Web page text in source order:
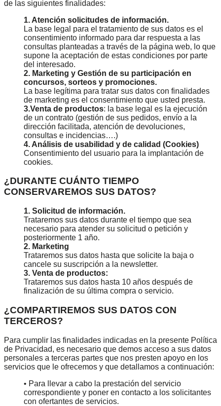
de las siguientes finalidades:
1. Atención solicitudes de información.
La base legal para el tratamiento de sus datos es el
consentimiento informado para dar respuesta a las
consultas planteadas a través de la página web, lo que
supone la aceptación de estas condiciones por parte
del interesado.
2. Marketing y Gestión de su participación en
concursos, sorteos y promociones.
La base legítima para tratar sus datos con finalidades
de marketing es el consentimiento que usted presta.
3.Venta de productos: la base legal es la ejecución
de un contrato (gestión de sus pedidos, envío a la
dirección facilitada, atención de devoluciones,
consultas e incidencias….)
4. Análisis de usabilidad y de calidad (Cookies)
Consentimiento del usuario para la implantación de
cookies.
¿DURANTE CUÁNTO TIEMPO
CONSERVAREMOS SUS DATOS?
1. Solicitud de información.
Trataremos sus datos durante el tiempo que sea
necesario para atender su solicitud o petición y
posteriormente 1 año.
2. Marketing
Trataremos sus datos hasta que solicite la baja o
cancele su suscripción a la newsletter.
3. Venta de productos:
Trataremos sus datos hasta 10 años después de
finalización de su última compra o servicio.
¿COMPARTIREMOS SUS DATOS CON
TERCEROS?
Para cumplir las finalidades indicadas en la presente Política
de Privacidad, es necesario que demos acceso a sus datos
personales a terceras partes que nos presten apoyo en los
servicios que le ofrecemos y que detallamos a continuación:
• Para llevar a cabo la prestación del servicio
correspondiente y poner en contacto a los solicitantes
con ofertantes de servicios.